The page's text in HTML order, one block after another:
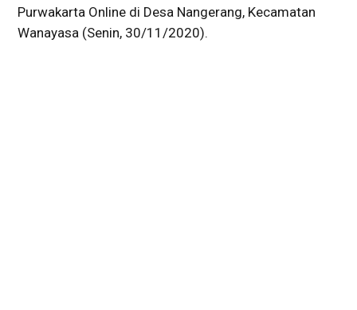
Purwakarta Online di Desa Nangerang, Kecamatan
Wanayasa (Senin, 30/11/2020).